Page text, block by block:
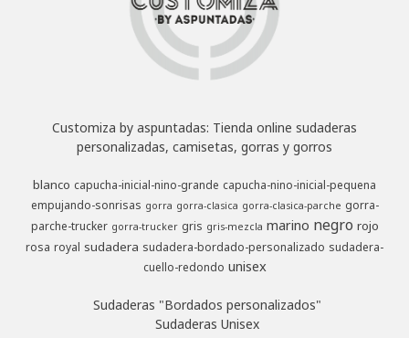
Customiza by aspuntadas: Tienda online sudaderas
personalizadas, camisetas, gorras y gorros
blanco capucha-inicial-nino-grande capucha-nino-inicial-pequena
empujando-sonrisas gorra gorra-clasica gorra-clasica-parche gorra-
parche-trucker gorra-trucker gris gris-mezcla marino negro rojo
rosa royal sudadera sudadera-bordado-personalizado sudadera-
cuello-redondo unisex
Sudaderas "Bordados personalizados"
Sudaderas Unisex